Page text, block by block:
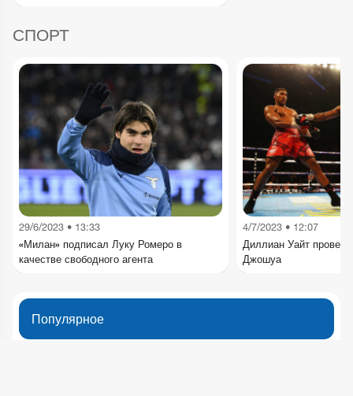
угоду агрессивного сепаратизма
СПОРТ
29/6/2023 • 13:33
«Милан» подписал Луку Ромеро в
качестве свободного агента
4/7/2023 • 12:07
Диллиан Уайт
Джошуа
Популярное